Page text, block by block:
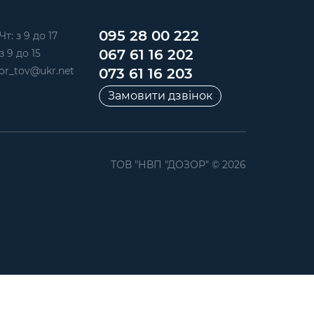
з 9 до 17
9 до 15
095 28 00 222
067 61 16 202
073 61 16 203
Замовити дзвінок
ТОВ "НВП "ДОЗОР" © 2026